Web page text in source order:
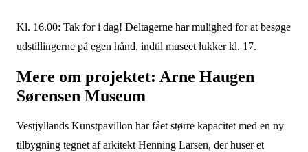
Kl. 16.00: Tak for i dag! Deltagerne har mulighed for at besøge
udstillingerne på egen hånd, indtil museet lukker kl. 17.
Mere om projektet: Arne Haugen
Sørensen Museum
Vestjyllands Kunstpavillon har fået større kapacitet med en ny
tilbygning tegnet af arkitekt Henning Larsen, der huser et